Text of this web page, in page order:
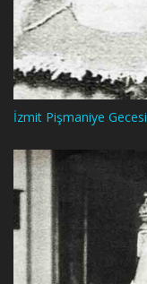
İzmit Pişmaniye Gecesi